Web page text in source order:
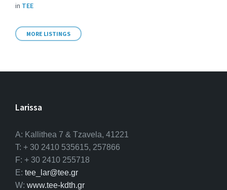
in ΤΕΕ
MORE LISTINGS
Larissa
A: Kallithea 7 & Tzavela, 41221
T: + 30 2410 535615, 257866
F: + 30 2410 255718
E: tee_lar@tee.gr
W: www.tee-kdth.gr